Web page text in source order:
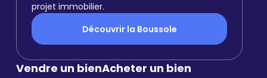
projet immobilier.
Découvrir la Boussole
Vendre un bienAcheter un bien